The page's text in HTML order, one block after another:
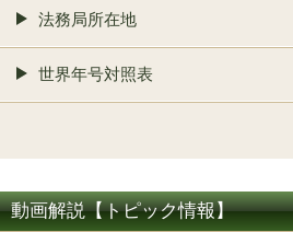
法務局所在地
世界年号対照表
動画解説【トピック情報】